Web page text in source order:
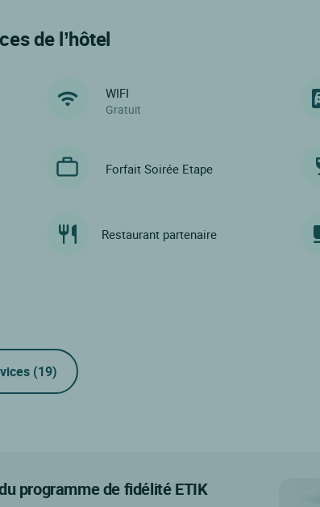
de l’hôtel
WIFI
Gratuit
Forfait Soirée Etape
Restaurant partenaire
(19)
programme de fidélité ETIK